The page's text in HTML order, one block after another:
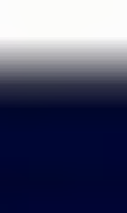
contenu